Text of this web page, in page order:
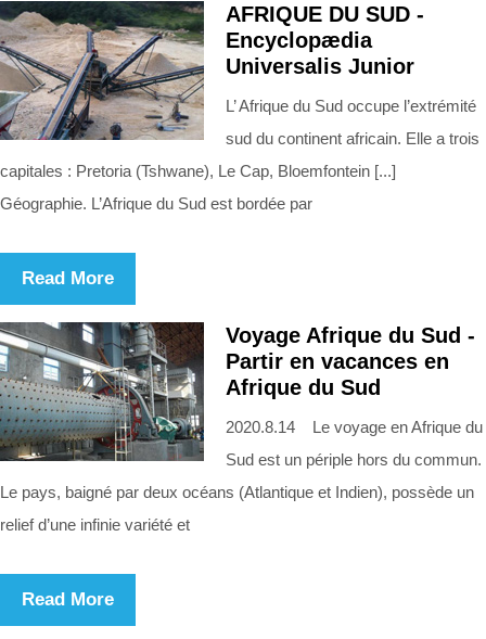
AFRIQUE DU SUD -
Encyclopædia
Universalis Junior
L’ Afrique du Sud occupe l’extrémité
sud du continent africain. Elle a trois
capitales : Pretoria (Tshwane), Le Cap, Bloemfontein [...]
Géographie. L’Afrique du Sud est bordée par
Read More
Voyage Afrique du Sud -
Partir en vacances en
Afrique du Sud
2020.8.14 Le voyage en Afrique du
Sud est un périple hors du commun.
Le pays, baigné par deux océans (Atlantique et Indien), possède un
relief d’une infinie variété et
Read More